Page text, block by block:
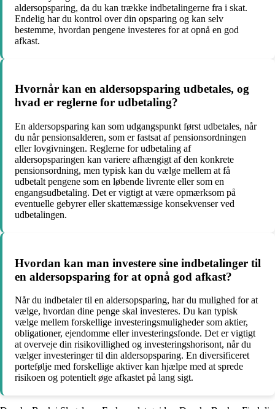
aldersopsparing, da du kan trække indbetalingerne fra i skat.
Endelig har du kontrol over din opsparing og kan selv
bestemme, hvordan pengene investeres for at opnå en god
afkast.
Hvornår kan en aldersopsparing udbetales, og
hvad er reglerne for udbetaling?
En aldersopsparing kan som udgangspunkt først udbetales, når
du når pensionsalderen, som er fastsat af pensionsordningen
eller lovgivningen. Reglerne for udbetaling af
aldersopsparingen kan variere afhængigt af den konkrete
pensionsordning, men typisk kan du vælge mellem at få
udbetalt pengene som en løbende livrente eller som en
engangsudbetaling. Det er vigtigt at være opmærksom på
eventuelle gebyrer eller skattemæssige konsekvenser ved
udbetalingen.
Hvordan kan man investere sine indbetalinger til
en aldersopsparing for at opnå god afkast?
Når du indbetaler til en aldersopsparing, har du mulighed for at
vælge, hvordan dine penge skal investeres. Du kan typisk
vælge mellem forskellige investeringsmuligheder som aktier,
obligationer, ejendomme eller investeringsfonde. Det er vigtigt
at overveje din risikovillighed og investeringshorisont, når du
vælger investeringer til din aldersopsparing. En diversificeret
portefølje med forskellige aktiver kan hjælpe med at sprede
risikoen og potentielt øge afkastet på lang sigt.